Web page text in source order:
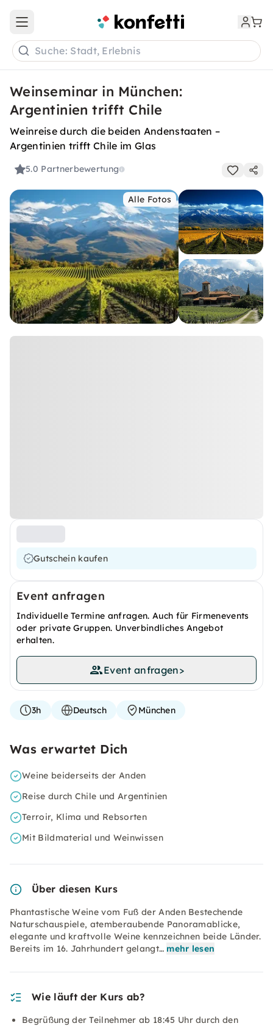
Open main menu
Suche: Stadt, Erlebnis
Weinseminar in München:
Argentinien trifft Chile
Weinreise durch die beiden Andenstaaten –
Argentinien trifft Chile im Glas
5.0 Partnerbewertung
Alle Fotos
Gutschein kaufen
Event anfragen
Individuelle Termine anfragen. Auch für Firmenevents
oder private Gruppen. Unverbindliches Angebot
erhalten.
Event anfragen>
3h Deutsch München
Was erwartet Dich
Weine beiderseits der Anden
Reise durch Chile und Argentinien
Terroir, Klima und Rebsorten
Mit Bildmaterial und Weinwissen
Über diesen Kurs
Phantastische Weine vom Fuß der Anden Bestechende
Naturschauspiele, atemberaubende Panoramablicke,
elegante und kraftvolle Weine kennzeichnen beide Länder.
Bereits im 16. Jahrhundert gelangt… mehr lesen
Wie läuft der Kurs ab?
Begrüßung der Teilnehmer ab 18:45 Uhr durch den